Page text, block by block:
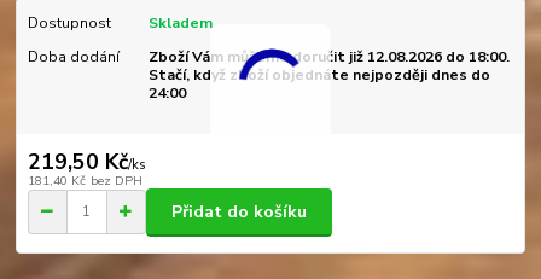
Dostupnost
Skladem
Doba dodání
Zboží Vám můžeme doručit již 12.08.2026 do 18:00.
Stačí, když zboží objednáte nejpozději dnes do
24:00
219,50 Kč/ks
181,40 Kč bez DPH
Přidat do košíku